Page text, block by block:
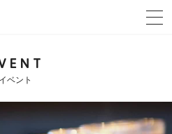
イベント